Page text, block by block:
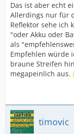
Das ist aber echt
Allerdings nur für
Reflektor sehe ich
"oder Akku oder
als
Empfehlen würde
braune Streifen
megapeinlich aus.
timovic